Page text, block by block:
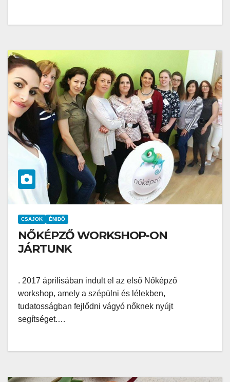
CSAJOK ÉNIDŐ
NŐKÉPZŐ WORKSHOP-ON
JÁRTUNK
. 2017 áprilisában indult el az első Nőképző
workshop, amely a szépülni és lélekben,
tudatosságban fejlődni vágyó nőknek nyújt
segítséget.…